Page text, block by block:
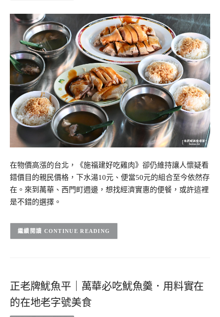
在物價高漲的台北，《施福建好吃雞肉》卻仍維持讓人懷疑看
錯價目的親民價格，下水湯10元、便當50元的組合至今依然存
在。來到萬華、西門町週邊，想找經濟實惠的便餐，或許這裡
是不錯的選擇。
CONTINUE READING
正老牌魷魚平｜萬華必吃魷魚羹．用料實在
的在地老字號美食